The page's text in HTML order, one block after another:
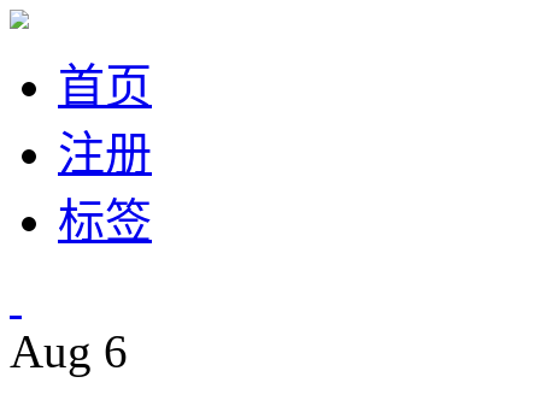
首页
注册
标签
Aug 6